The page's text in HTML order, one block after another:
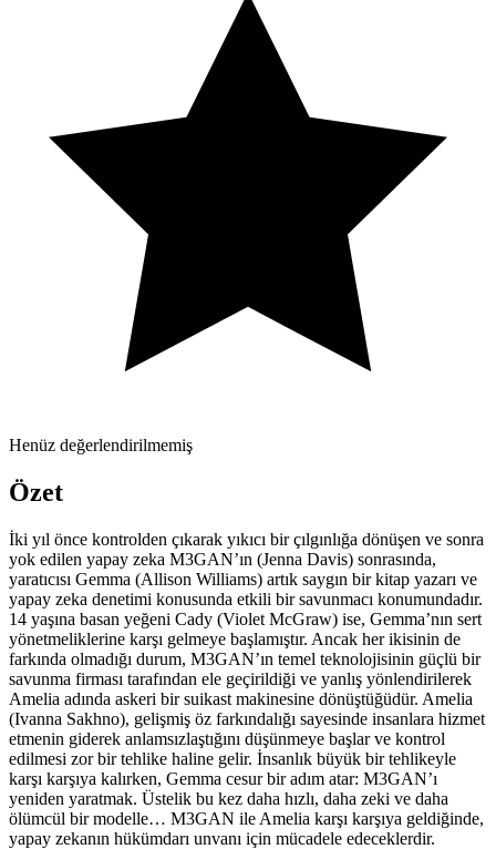
Henüz değerlendirilmemiş
Özet
İki yıl önce kontrolden çıkarak yıkıcı bir çılgınlığa dönüşen ve sonra
yok edilen yapay zeka M3GAN’ın (Jenna Davis) sonrasında,
yaratıcısı Gemma (Allison Williams) artık saygın bir kitap yazarı ve
yapay zeka denetimi konusunda etkili bir savunmacı konumundadır.
14 yaşına basan yeğeni Cady (Violet McGraw) ise, Gemma’nın sert
yönetmeliklerine karşı gelmeye başlamıştır. Ancak her ikisinin de
farkında olmadığı durum, M3GAN’ın temel teknolojisinin güçlü bir
savunma firması tarafından ele geçirildiği ve yanlış yönlendirilerek
Amelia adında askeri bir suikast makinesine dönüştüğüdür. Amelia
(Ivanna Sakhno), gelişmiş öz farkındalığı sayesinde insanlara hizmet
etmenin giderek anlamsızlaştığını düşünmeye başlar ve kontrol
edilmesi zor bir tehlike haline gelir. İnsanlık büyük bir tehlikeyle
karşı karşıya kalırken, Gemma cesur bir adım atar: M3GAN’ı
yeniden yaratmak. Üstelik bu kez daha hızlı, daha zeki ve daha
ölümcül bir modelle… M3GAN ile Amelia karşı karşıya geldiğinde,
yapay zekanın hükümdarı unvanı için mücadele edeceklerdir.